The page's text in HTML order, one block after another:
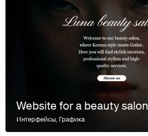
Website for a beauty salon
Интерфейсы, Графика